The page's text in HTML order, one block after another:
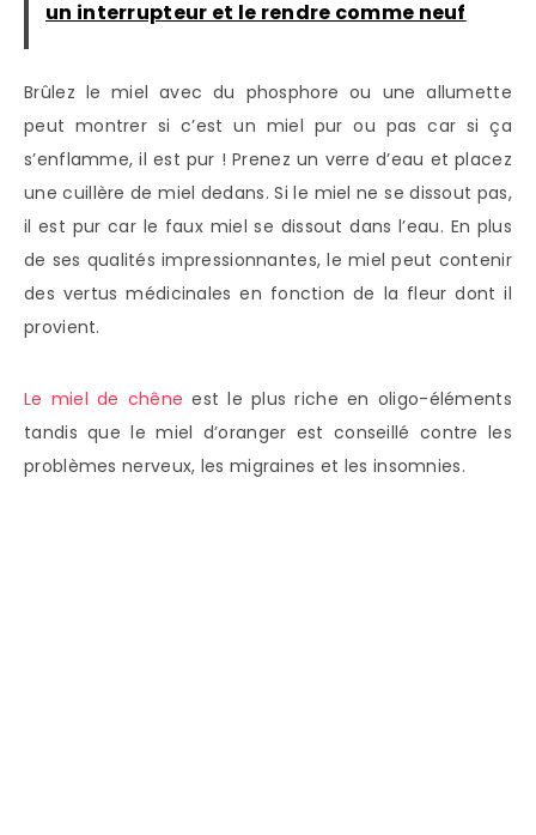
un interrupteur et le rendre comme neuf
Brûlez le miel avec du phosphore ou une allumette
peut montrer si c’est un miel pur ou pas car si ça
s’enflamme, il est pur ! Prenez un verre d’eau et placez
une cuillère de miel dedans. Si le miel ne se dissout pas,
il est pur car le faux miel se dissout dans l’eau. En plus
de ses qualités impressionnantes, le miel peut contenir
des vertus médicinales en fonction de la fleur dont il
provient.
Le miel de chêne est le plus riche en oligo-éléments
tandis que le miel d’oranger est conseillé contre les
problèmes nerveux, les migraines et les insomnies.